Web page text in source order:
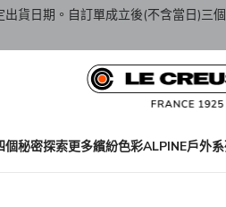
貨日期。自訂單成立後(不含當日)三
個秘密探索更多繽紛色彩ALPINE戶外系